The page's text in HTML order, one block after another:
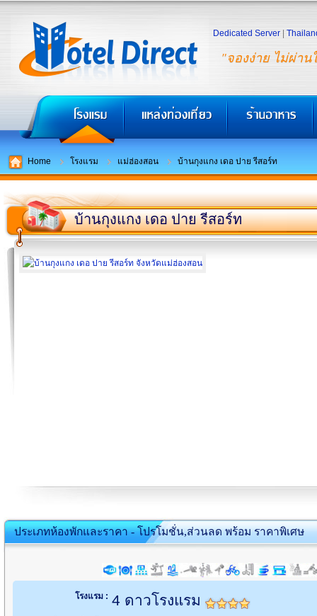
"จองง่าย ไม่ผ่าน
Dedicated Server
Home โรงแรม แม่ฮ่องสอน บ้านกุงแกง เดอ ปาย รีสอร์ท
บ้านกุงแกง เดอ ปาย รีสอร์ท
ประเภทห้องพักและราคา - โปรโมชั่น,ส่วนลด พร้อม ราคาพิเศษ
โรงแรม : 4 ดาวโรงแรม